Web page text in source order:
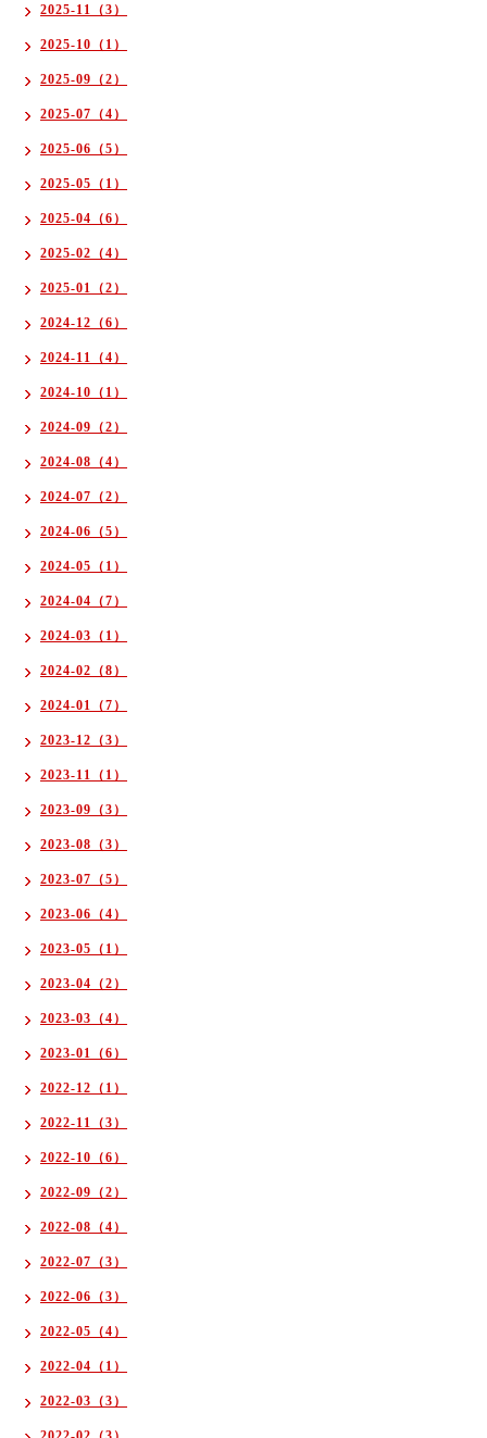
2025-11（3）
2025-10（1）
2025-09（2）
2025-07（4）
2025-06（5）
2025-05（1）
2025-04（6）
2025-02（4）
2025-01（2）
2024-12（6）
2024-11（4）
2024-10（1）
2024-09（2）
2024-08（4）
2024-07（2）
2024-06（5）
2024-05（1）
2024-04（7）
2024-03（1）
2024-02（8）
2024-01（7）
2023-12（3）
2023-11（1）
2023-09（3）
2023-08（3）
2023-07（5）
2023-06（4）
2023-05（1）
2023-04（2）
2023-03（4）
2023-01（6）
2022-12（1）
2022-11（3）
2022-10（6）
2022-09（2）
2022-08（4）
2022-07（3）
2022-06（3）
2022-05（4）
2022-04（1）
2022-03（3）